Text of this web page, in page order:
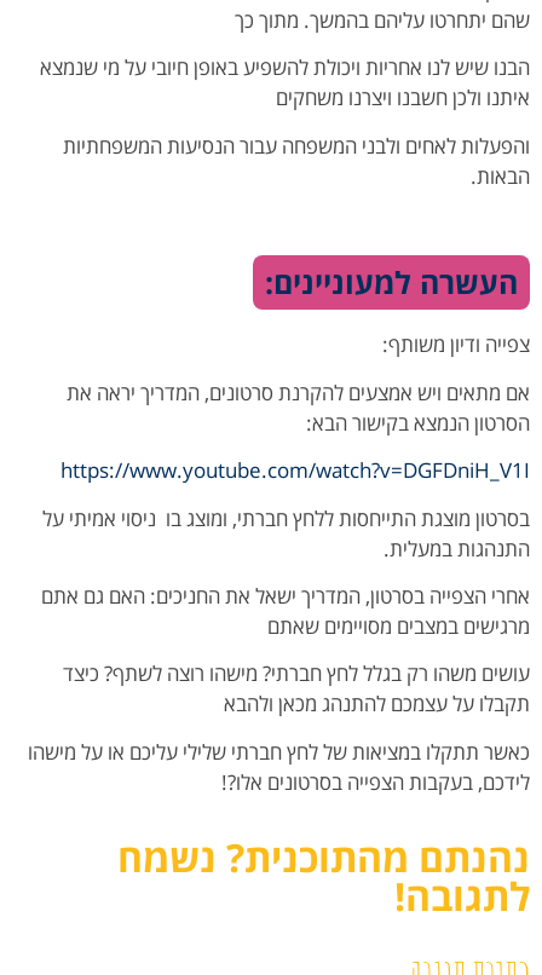
שהם יתחרטו עליהם בהמשך. מתוך כך
הבנו שיש לנו אחריות ויכולת להשפיע באופן חיובי על מי שנמצא
איתנו ולכן חשבנו ויצרנו משחקים
והפעלות לאחים ולבני המשפחה עבור הנסיעות המשפחתיות
הבאות.
העשרה למעוניינים:
צפייה ודיון משותף:
אם מתאים ויש אמצעים להקרנת סרטונים, המדריך יראה את
הסרטון הנמצא בקישור הבא:
https://www.youtube.com/watch?v=DGFDniH_V1I
בסרטון מוצגת התייחסות ללחץ חברתי, ומוצג בו ניסוי אמיתי על
התנהגות במעלית.
אחרי הצפייה בסרטון, המדריך ישאל את החניכים: האם גם אתם
מרגישים במצבים מסויימים שאתם
עושים משהו רק בגלל לחץ חברתי? מישהו רוצה לשתף? כיצד
תקבלו על עצמכם להתנהג מכאן ולהבא
כאשר תתקלו במציאות של לחץ חברתי שלילי עליכם או על מישהו
לידכם, בעקבות הצפייה בסרטונים אלו?!
נהנתם מהתוכנית? נשמח
לתגובה!